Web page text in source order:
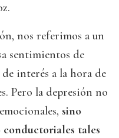
nos referimos a un
sentimientos de
interés a la hora de
Pero la depresión no
sino
tales